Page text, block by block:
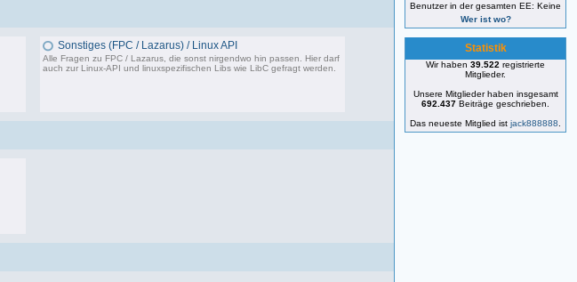
Sonstiges (FPC / Lazarus) / Linux API
Alle Fragen zu FPC / Lazarus, die sonst nirgendwo hin passen. Hier darf
auch zur Linux-API und linuxspezifischen Libs wie LibC gefragt werden.
Benutzer in der gesamten EE: Keine
Wer ist wo?
Statistik
Wir haben 39.522 registrierte
Mitglieder.
Unsere Mitglieder haben insgesamt
692.437 Beiträge geschrieben.
Das neueste Mitglied ist jack888888.